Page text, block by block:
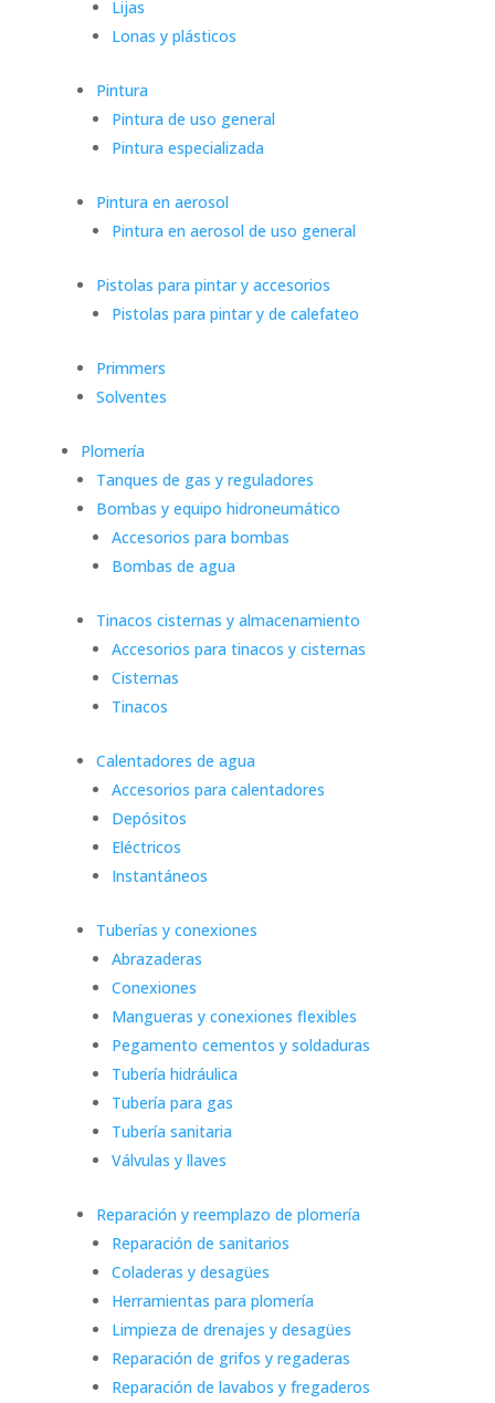
Lijas
Lonas y plásticos
Pintura
Pintura de uso general
Pintura especializada
Pintura en aerosol
Pintura en aerosol de uso general
Pistolas para pintar y accesorios
Pistolas para pintar y de calefateo
Primmers
Solventes
Plomería
Tanques de gas y reguladores
Bombas y equipo hidroneumático
Accesorios para bombas
Bombas de agua
Tinacos cisternas y almacenamiento
Accesorios para tinacos y cisternas
Cisternas
Tinacos
Calentadores de agua
Accesorios para calentadores
Depósitos
Eléctricos
Instantáneos
Tuberías y conexiones
Abrazaderas
Conexiones
Mangueras y conexiones flexibles
Pegamento cementos y soldaduras
Tubería hidráulica
Tubería para gas
Tubería sanitaria
Válvulas y llaves
Reparación y reemplazo de plomería
Reparación de sanitarios
Coladeras y desagües
Herramientas para plomería
Limpieza de drenajes y desagües
Reparación de grifos y regaderas
Reparación de lavabos y fregaderos